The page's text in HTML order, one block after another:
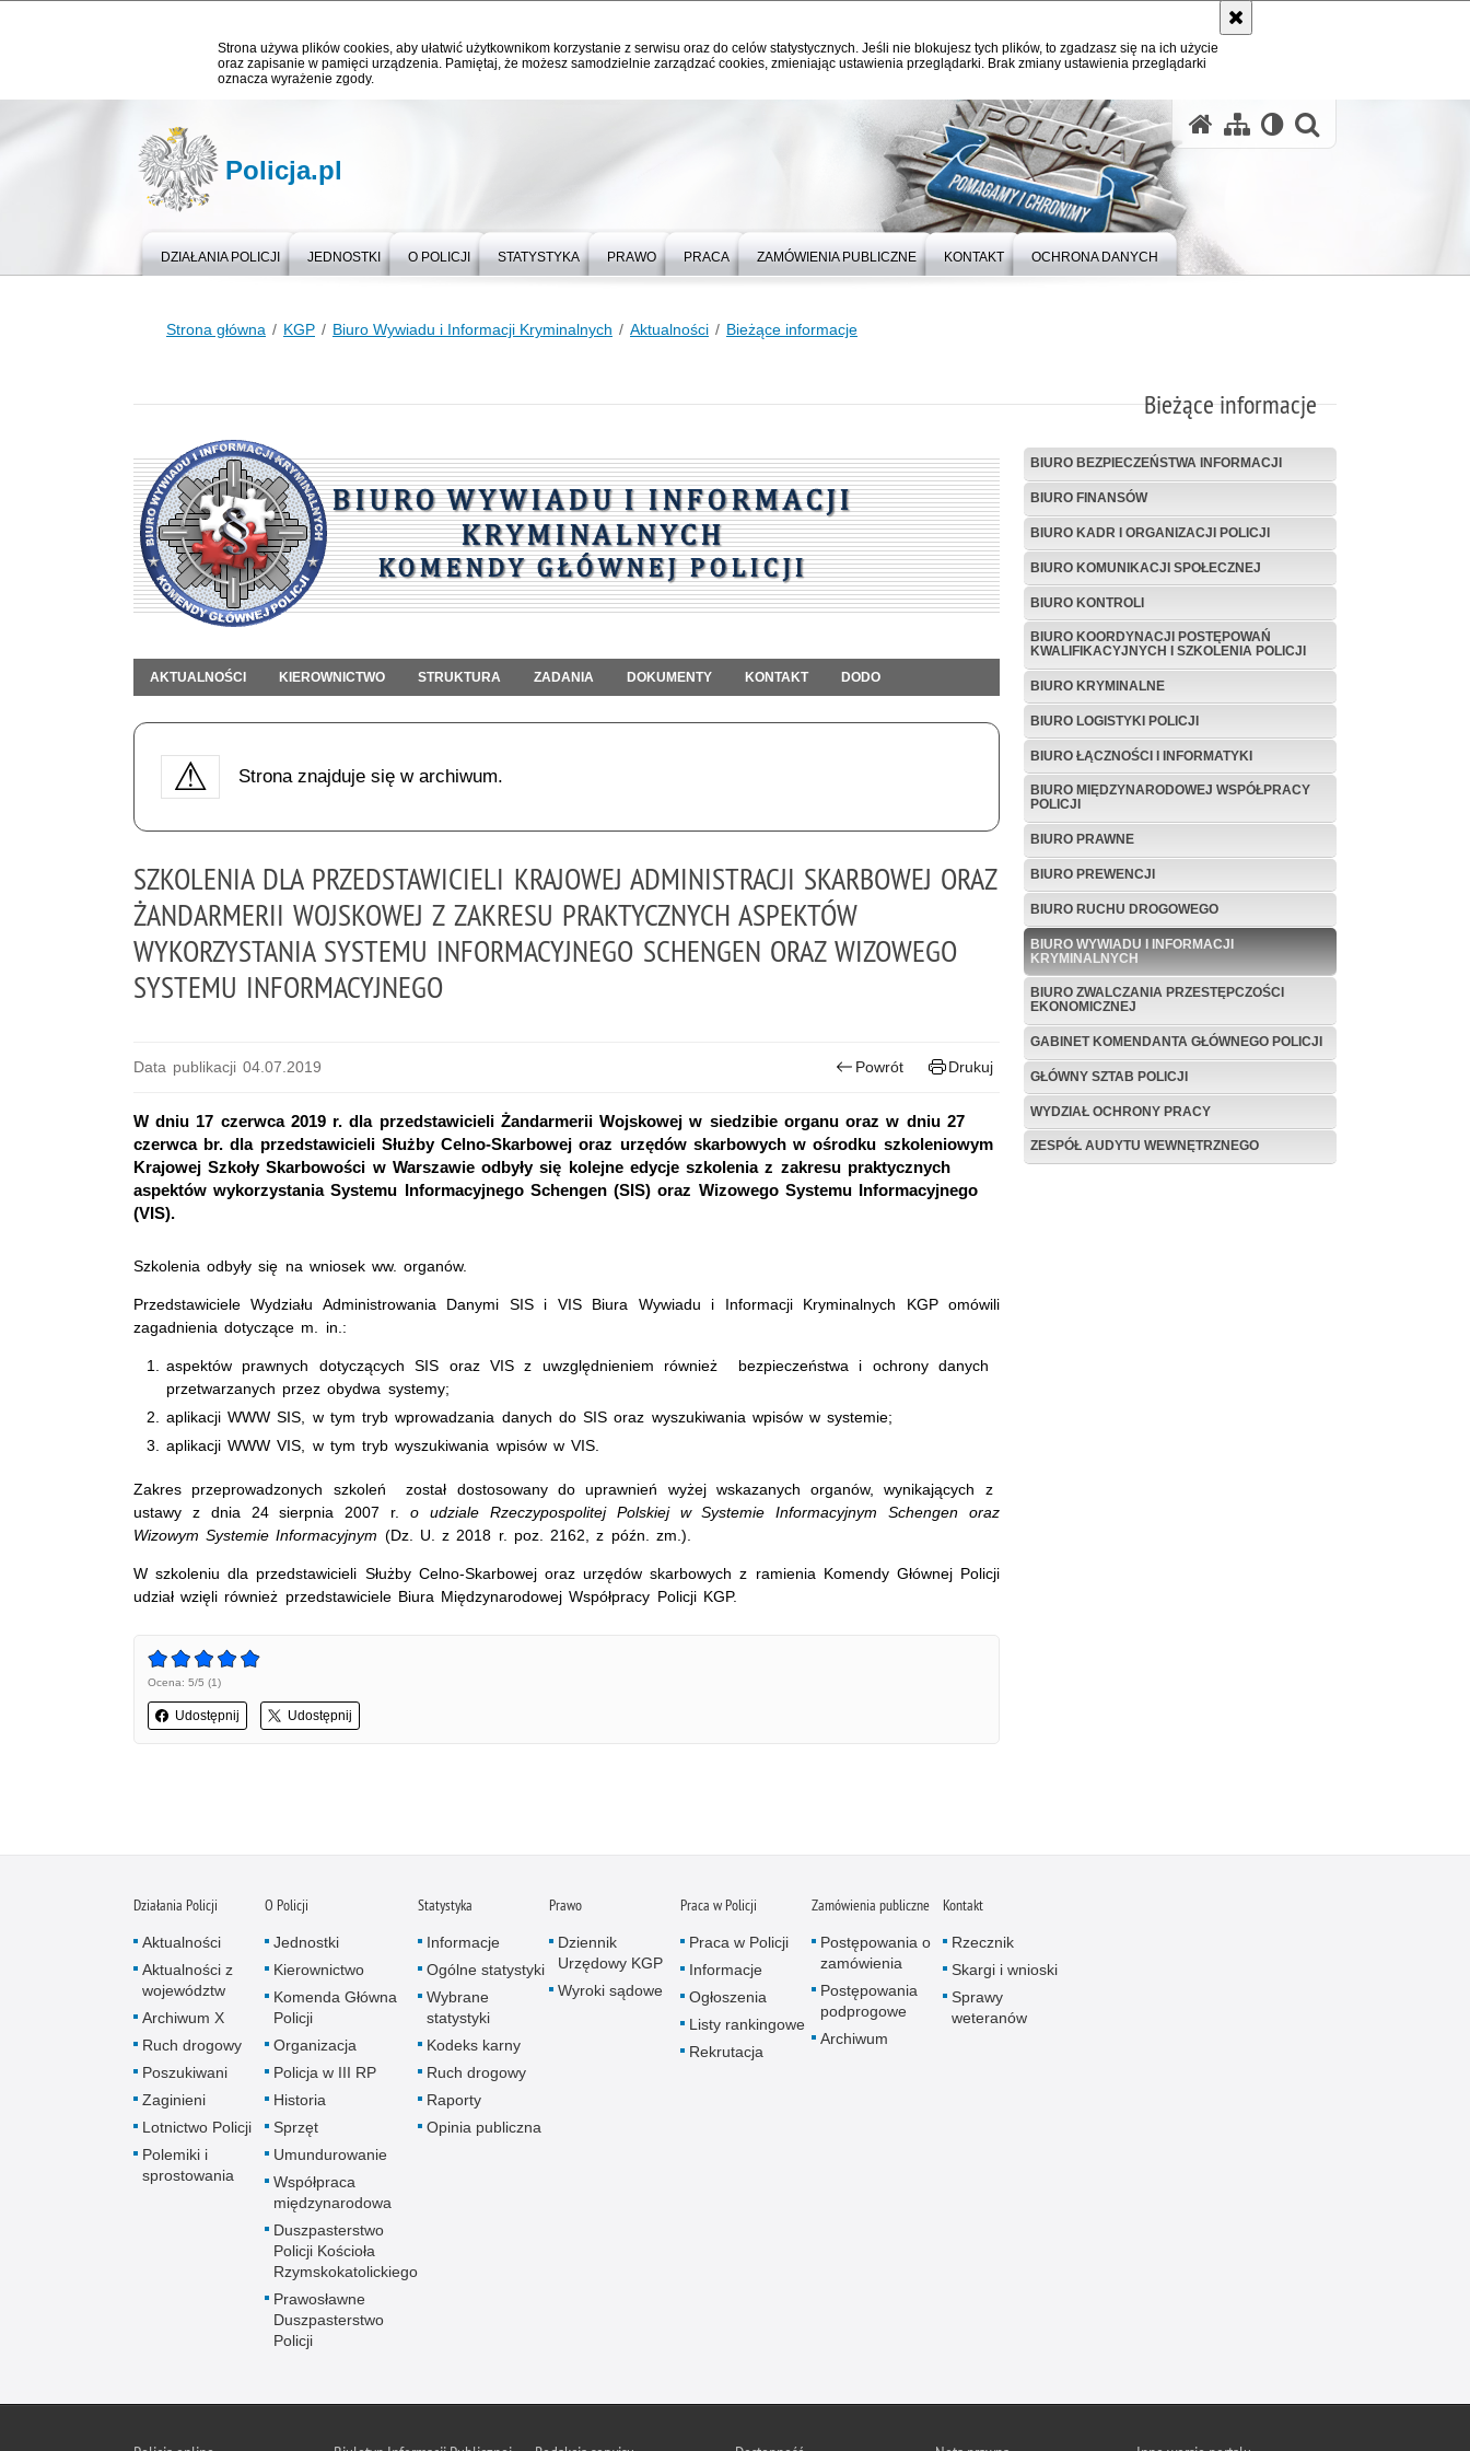
Strona używa plików cookies, aby ułatwić użytkownikom korzystanie z serwisu oraz do celów statystycznych. Jeśli nie blokujesz tych plików, to zgadzasz się na ich użycie
oraz zapisanie w pamięci urządzenia. Pamiętaj, że możesz samodzielnie zarządzać cookies, zmieniając ustawienia przeglądarki. Brak zmiany ustawienia przeglądarki
oznacza wyrażenie zgody.
Policja.pl
DZIAŁANIA POLICJI JEDNOSTKI O POLICJI STATYSTYKA PRAWO PRACA ZAMÓWIENIA PUBLICZNE KONTAKT OCHRONA DANYCH
Strona główna KGP Biuro Wywiadu i Informacji Kryminalnych Aktualności Bieżące informacje
Bieżące informacje
AKTUALNOŚCI KIEROWNICTWO STRUKTURA ZADANIA DOKUMENTY KONTAKT DODO
Strona znajduje się w archiwum.
SZKOLENIA DLA PRZEDSTAWICIELI KRAJOWEJ ADMINISTRACJI SKARBOWEJ ORAZ
ŻANDARMERII WOJSKOWEJ Z ZAKRESU PRAKTYCZNYCH ASPEKTÓW
WYKORZYSTANIA SYSTEMU INFORMACYJNEGO SCHENGEN ORAZ WIZOWEGO
SYSTEMU INFORMACYJNEGO
Data publikacji 04.07.2019 Powrót Drukuj
W dniu 17 czerwca 2019 r. dla przedstawicieli Żandarmerii Wojskowej w siedzibie organu oraz w dniu 27
czerwca br. dla przedstawicieli Służby Celno-Skarbowej oraz urzędów skarbowych w ośrodku szkoleniowym
Krajowej Szkoły Skarbowości w Warszawie odbyły się kolejne edycje szkolenia z zakresu praktycznych
aspektów wykorzystania Systemu Informacyjnego Schengen (SIS) oraz Wizowego Systemu Informacyjnego
(VIS).
Szkolenia odbyły się na wniosek ww. organów.
Przedstawiciele Wydziału Administrowania Danymi SIS i VIS Biura Wywiadu i Informacji Kryminalnych KGP omówili
zagadnienia dotyczące m. in.:
aspektów prawnych dotyczących SIS oraz VIS z uwzględnieniem również bezpieczeństwa i ochrony danych
przetwarzanych przez obydwa systemy;
aplikacji WWW SIS, w tym tryb wprowadzania danych do SIS oraz wyszukiwania wpisów w systemie;
aplikacji WWW VIS, w tym tryb wyszukiwania wpisów w VIS.
Zakres przeprowadzonych szkoleń został dostosowany do uprawnień wyżej wskazanych organów, wynikających z
ustawy z dnia 24 sierpnia 2007 r.o udziale Rzeczypospolitej Polskiej w Systemie Informacyjnym Schengen oraz
Wizowym Systemie Informacyjnym (Dz. U. z 2018 r. poz. 2162, z późn. zm.).
W szkoleniu dla przedstawicieli Służby Celno-Skarbowej oraz urzędów skarbowych z ramienia Komendy Głównej Policji
udział wzięli również przedstawiciele Biura Międzynarodowej Współpracy Policji KGP.
Ocena: 5/5 (1)
Udostępnij Udostępnij
BIURO BEZPIECZEŃSTWA INFORMACJI
BIURO FINANSÓW
BIURO KADR I ORGANIZACJI POLICJI
BIURO KOMUNIKACJI SPOŁECZNEJ
BIURO KONTROLI
BIURO KOORDYNACJI POSTĘPOWAŃ
KWALIFIKACYJNYCH I SZKOLENIA POLICJI
BIURO KRYMINALNE
BIURO LOGISTYKI POLICJI
BIURO ŁĄCZNOŚCI I INFORMATYKI
BIURO MIĘDZYNARODOWEJ WSPÓŁPRACY
POLICJI
BIURO PRAWNE
BIURO PREWENCJI
BIURO RUCHU DROGOWEGO
BIURO WYWIADU I INFORMACJI
KRYMINALNYCH
BIURO ZWALCZANIA PRZESTĘPCZOŚCI
EKONOMICZNEJ
GABINET KOMENDANTA GŁÓWNEGO POLICJI
GŁÓWNY SZTAB POLICJI
WYDZIAŁ OCHRONY PRACY
ZESPÓŁ AUDYTU WEWNĘTRZNEGO
Działania Policji
Aktualności
Aktualności z
województw
Archiwum X
Ruch drogowy
Poszukiwani
Zaginieni
Lotnictwo Policji
Polemiki i
sprostowania
O Policji
Jednostki
Kierownictwo
Komenda Główna
Policji
Organizacja
Policja w III RP
Historia
Sprzęt
Umundurowanie
Współpraca
międzynarodowa
Duszpasterstwo
Policji Kościoła
Rzymskokatolickiego
Prawosławne
Duszpasterstwo
Policji
Statystyka
Informacje
Ogólne statystyki
Wybrane
statystyki
Kodeks karny
Ruch drogowy
Raporty
Opinia publiczna
Prawo
Dziennik
Urzędowy KGP
Wyroki sądowe
Praca w Policji
Praca w Policji
Informacje
Ogłoszenia
Listy rankingowe
Rekrutacja
Zamówienia publiczne
Postępowania o
zamówienia
Postępowania
podprogowe
Archiwum
Kontakt
Rzecznik
Skargi i wnioski
Sprawy
weteranów